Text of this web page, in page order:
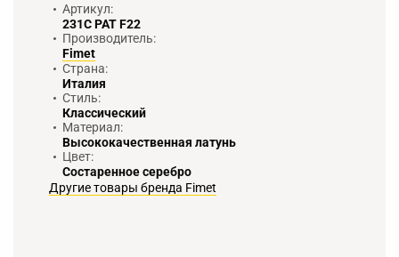
Артикул:
231С PAT F22
Производитель:
Fimet
Страна:
Италия
Стиль:
Классический
Материал:
Высококачественная латунь
Цвет:
Состаренное серебро
Другие товары бренда Fimet